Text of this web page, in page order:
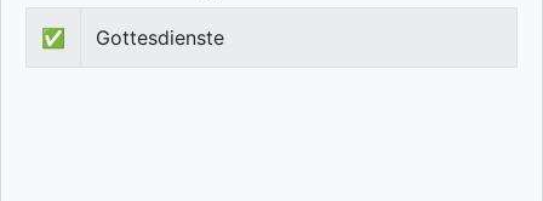
✅ Gottesdienste